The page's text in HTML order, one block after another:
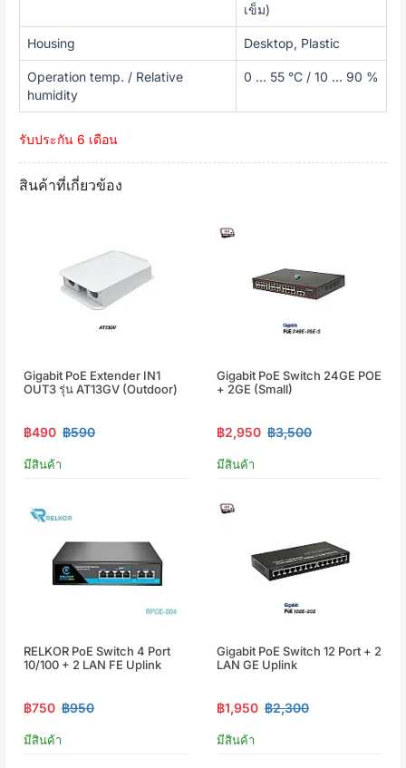
เข็ม)
Housing Desktop, Plastic
Operation temp. / Relative
humidity
0 ... 55 °C / 10 ... 90 %
รับประกัน 6 เดือน
สินค้าที่เกี่ยวข้อง
Gigabit PoE Extender IN1
OUT3 รุ่น AT13GV (Outdoor)
฿490 ฿590
มีสินค้า
Gigabit PoE Switch 24GE POE
+ 2GE (small)
฿2,950 ฿3,500
มีสินค้า
RELKOR PoE Switch 4 Port
10/100 + 2 LAN FE Uplink
฿750 ฿950
มีสินค้า
Gigabit PoE Switch 12 Port + 2
LAN GE Uplink
฿1,950 ฿2,300
มีสินค้า